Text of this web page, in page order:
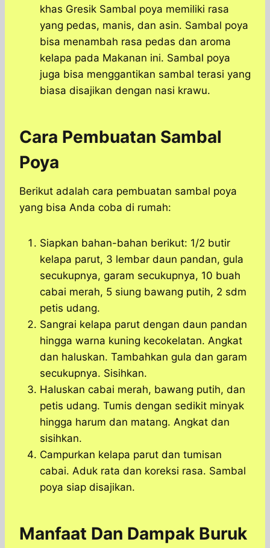
khas Gresik Sambal poya memiliki rasa
yang pedas, manis, dan asin. Sambal poya
bisa menambah rasa pedas dan aroma
kelapa pada Makanan ini. Sambal poya
juga bisa menggantikan sambal terasi yang
biasa disajikan dengan nasi krawu.
Cara Pembuatan Sambal
Poya
Berikut adalah cara pembuatan sambal poya
yang bisa Anda coba di rumah:
Siapkan bahan-bahan berikut: 1/2 butir
kelapa parut, 3 lembar daun pandan, gula
secukupnya, garam secukupnya, 10 buah
cabai merah, 5 siung bawang putih, 2 sdm
petis udang.
Sangrai kelapa parut dengan daun pandan
hingga warna kuning kecokelatan. Angkat
dan haluskan. Tambahkan gula dan garam
secukupnya. Sisihkan.
Haluskan cabai merah, bawang putih, dan
petis udang. Tumis dengan sedikit minyak
hingga harum dan matang. Angkat dan
sisihkan.
Campurkan kelapa parut dan tumisan
cabai. Aduk rata dan koreksi rasa. Sambal
poya siap disajikan.
Manfaat Dan Dampak Buruk